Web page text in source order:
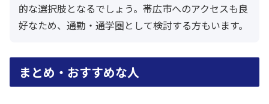
的な選択肢となるでしょう。帯広市へのアクセスも良
好なため、通勤・通学圏として検討する方もいます。
まとめ・おすすめな人